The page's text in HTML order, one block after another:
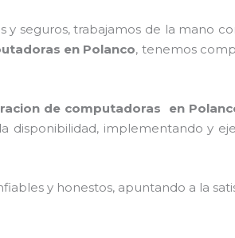
seguros, trabajamos de la mano
en Polanco, tenemos
de computadoras en
disponibilidad, implementando y
y honestos, apuntando a la